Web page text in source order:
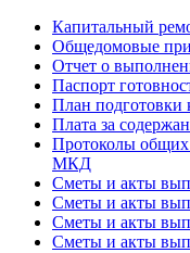
Капитальный
Общедомовые
Отчет о
Паспорт
План подготовки
Плата за
Протоколы общих
МКД
Сметы и акты
Сметы и акты
Сметы и акты
Сметы и акты